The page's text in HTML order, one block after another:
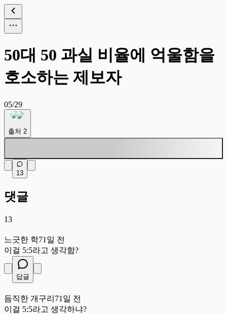
50대 50 과실 비율에 억울함을
호소하는 제보자
05/29
출처 2
13
댓글
13
느긋한 학71일 전
이걸 5:5라고 생각함?
답글
듬직한 개구리 71일 전
이걸 5:5라고 생각하냐?